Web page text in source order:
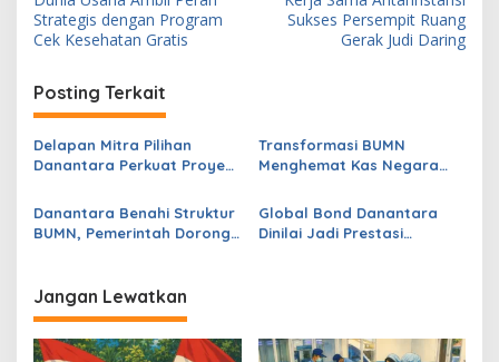
a
v
i
g
a
s
i
p
s
Strategis dengan Program
Cek Kesehatan Gratis
Sukses Persempit Ruang
Gerak Judi Daring
Posting Terkait
Delapan Mitra Pilihan
Danantara Perkuat Proyek
Transformasi BUMN
Menghemat Kas Negara
Danantara Benahi Struktur
BUMN, Pemerintah Dorong
Global Bond Danantara
Dinilai Jadi Prestasi
Jangan Lewatkan